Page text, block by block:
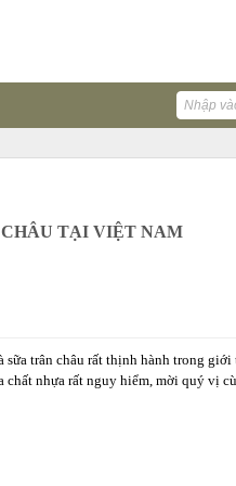
TẠI VIỆT NAM
trân châu rất thịnh hành trong giới
chất nhựa rất nguy hiểm, mời quý vị